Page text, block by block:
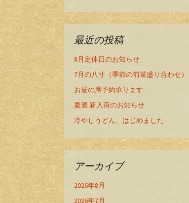
最近の投稿
8月定休日のお知らせ
7月の八寸（季節の前菜盛り合わせ）
お昼の席予約承ります
夏酒 新入荷のお知らせ
冷やしうどん、はじめました
アーカイブ
2026年8月
2026年7月